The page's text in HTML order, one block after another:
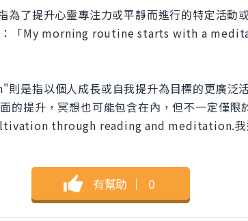
了提升心靈專注力或平靜而進行的特定活動
：「My morning routine starts with a
是指以個人成長或自我提升為目標的更廣泛
的提升，冥想也可能包含在內，但不一定僅限
through reading and meditation.我
有幫助 ｜ 0